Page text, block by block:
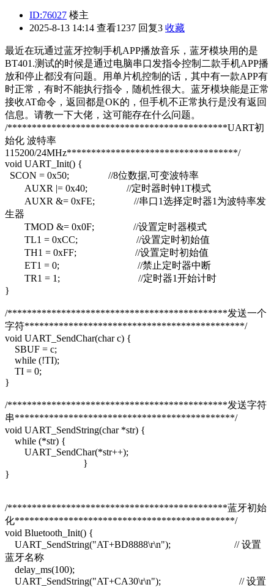
ID:76027 楼主
2025-8-13 14:14 查看1237 回复3 收藏
最近在玩通过蓝牙控制手机APP播放音乐，蓝牙模块用的是
BT401.测试的时候是通过电脑串口发指令控制二款手机APP播
放和停止都没有问题。用单片机控制的话，其中有一款APP有
时正常，有时不能执行指令，随机性很大。蓝牙模块能是正常
接收AT命令，返回都是OK的，但手机不正常执行是没有返回
信息。请教一下大佬，这可能存在什么问题。
/*********************************************UART初
始化 波特率
115200/24MHz***********************************/
void UART_Init() {
SCON = 0x50; //8位数据,可变波特率
AUXR |= 0x40; //定时器时钟1T模式
AUXR &= 0xFE; //串口1选择定时器1为波特率发
生器
TMOD &= 0x0F; //设置定时器模式
TL1 = 0xCC; //设置定时初始值
TH1 = 0xFF; //设置定时初始值
ET1 = 0; //禁止定时器中断
TR1 = 1; //定时器1开始计时
}
/*********************************************发送一个
字符*********************************************/
void UART_SendChar(char c) {
SBUF = c;
while (!TI);
TI = 0;
}
/*********************************************发送字符
串*********************************************/
void UART_SendString(char *str) {
while (*str) {
UART_SendChar(*str++);
}
}
/*********************************************蓝牙初始
化*********************************************/
void Bluetooth_Init() {
UART_SendString("AT+BD8888\r\n"); // 设置
蓝牙名称
delay_ms(100);
UART_SendString("AT+CA30\r\n"); // 设置